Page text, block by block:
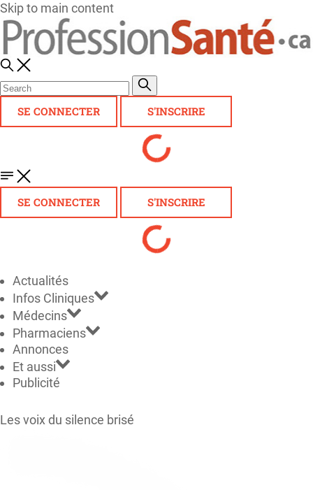
Skip to main content
SE CONNECTER S'INSCRIRE
SE CONNECTER S'INSCRIRE
Actualités
Infos Cliniques
Médecins
Pharmaciens
Annonces
Et aussi
Publicité
Les voix du silence brisé